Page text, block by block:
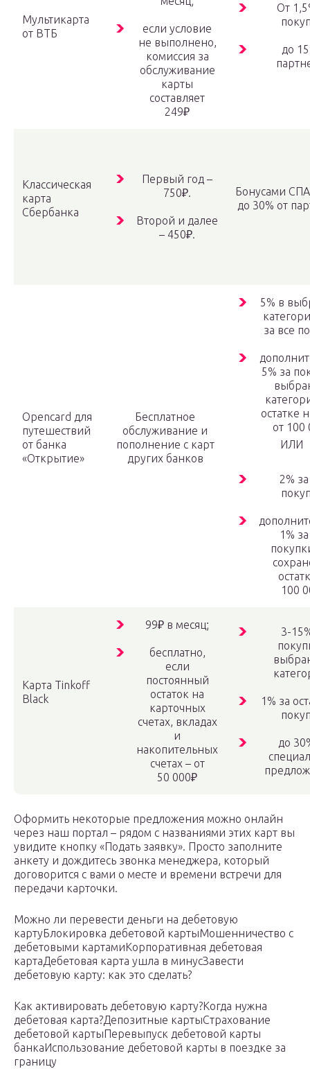
Мультикарта
от ВТБ
если условие
не выполнено,
комиссия за
обслуживание
карты
составляет
249₽
От
до
Классическая
карта
Сбербанка
Первый год –
750₽.
Второй и далее
– 450₽.
Бонусами
до 30% от
Opencard для
путешествий
от банка
«Открытие»
Бесплатное
обслуживание и
пополнение с карт
других банков
5% в
за все
5% за
остатке
от 100
ИЛИ
2%
1%
100
Карта Tinkoff
Black
99₽ в месяц;
бесплатно,
если
постоянный
остаток на
карточных
счетах, вкладах
и
накопительных
счетах – от
50 000₽
3-
1% за
до
Оформить некоторые предложения можно онлайн
через наш портал – рядом с названиями этих карт вы
увидите кнопку «Подать заявку». Просто заполните
анкету и дождитесь звонка менеджера, который
договорится с вами о месте и времени встречи для
передачи карточки.
Можно ли перевести деньги на дебетовую
картуБлокировка дебетовой картыМошенничество с
дебетовыми картамиКорпоративная дебетовая
картаДебетовая карта ушла в минусЗавести
дебетовую карту: как это сделать?
Как активировать дебетовую карту?Когда нужна
дебетовая карта?Депозитные картыСтрахование
дебетовой картыПеревыпуск дебетовой карты
банкаИспользование дебетовой карты в поездке за
границу